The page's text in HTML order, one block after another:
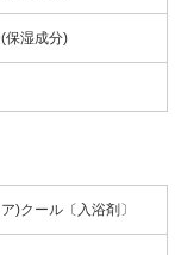
保湿成分)
)クール〔入浴剤〕